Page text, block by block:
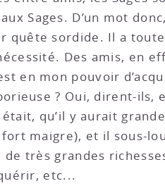
Sages. D’un mot
quête sordide. Il a
Des amis, en
en mon pouvoir
? Oui, dirent-
qu’il y aurait
maigre), et il sous-
très grandes
etc...